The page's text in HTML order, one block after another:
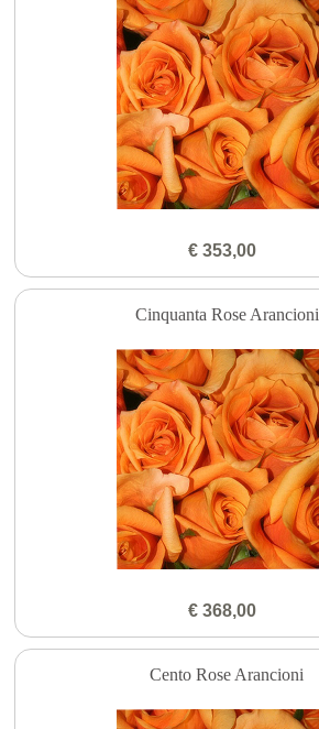
€ 353,00
Cinquanta Rose Arancioni
€ 368,00
Cento Rose Arancioni